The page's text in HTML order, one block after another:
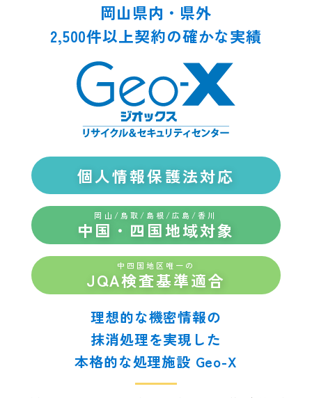
岡山県内・県外
2,500件以上契約の確かな実績
個人情報保護法対応
岡山/鳥取/島根/広島/香川
中国・四国地域対象
中四国地区唯一の
JQA検査基準適合
理想的な機密情報の
抹消処理を実現した
本格的な処理施設 Geo-X